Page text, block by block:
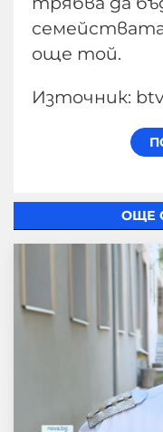
семействата
още той.
Източник:
ОЩЕ